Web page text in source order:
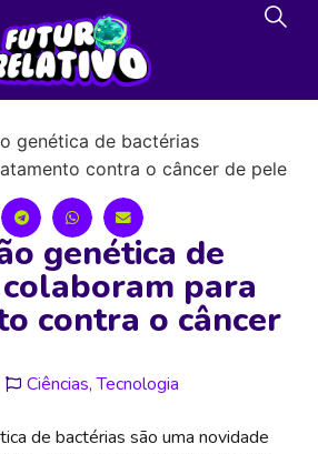
genética de bactérias
contra o câncer de pele
genética de
para
contra o câncer
Ciências,Tecnologia
de bactérias são uma novidade